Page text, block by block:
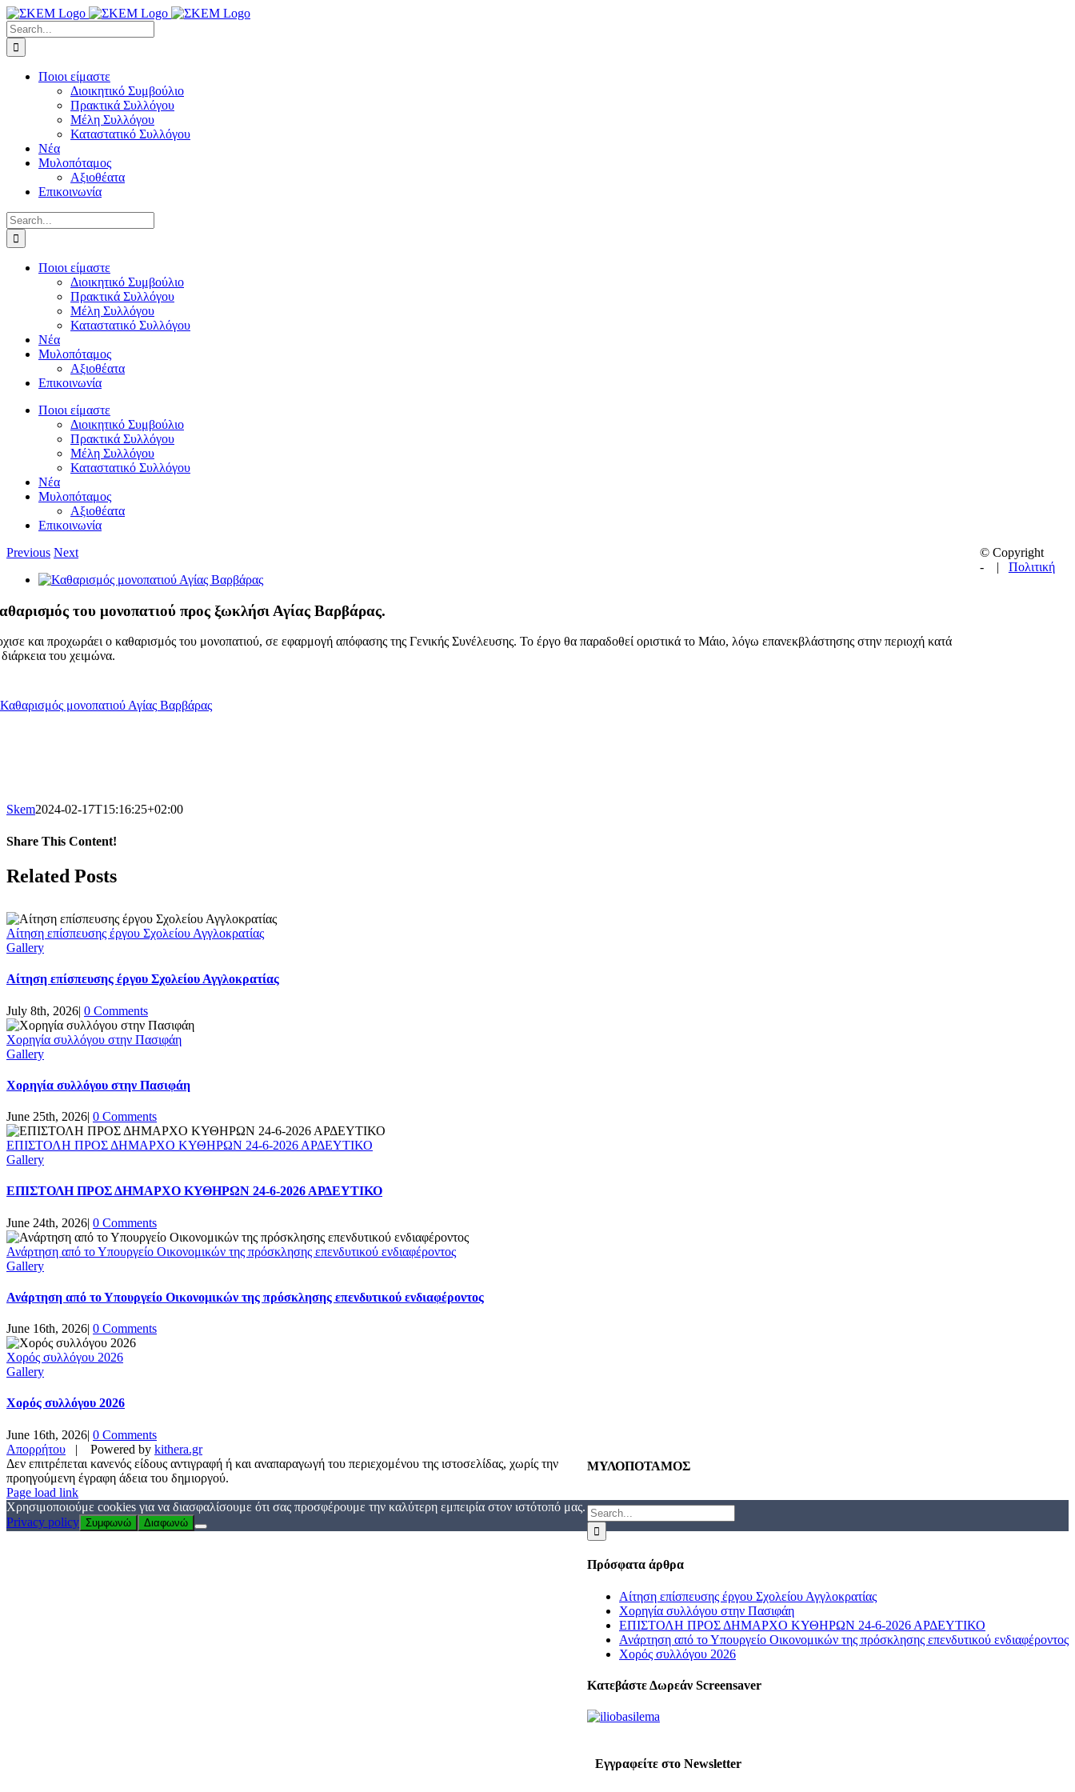
Skip
to
content
Search
for:
Ποιοι είμαστε
Διοικητικό Συμβούλιο
Πρακτικά Συλλόγου
Μέλη Συλλόγου
Καταστατικό Συλλόγου
Νέα
Μυλοπόταμος
Αξιοθέατα
Επικοινωνία
Search
for:
Ποιοι είμαστε
Διοικητικό Συμβούλιο
Πρακτικά Συλλόγου
Μέλη Συλλόγου
Καταστατικό Συλλόγου
Νέα
Μυλοπόταμος
Αξιοθέατα
Επικοινωνία
Ποιοι είμαστε
Διοικητικό Συμβούλιο
Πρακτικά Συλλόγου
Μέλη Συλλόγου
Καταστατικό Συλλόγου
Νέα
Μυλοπόταμος
Αξιοθέατα
Επικοινωνία
Previous Next
View
Imageτου μονοπατιού προς ξωκλήσι Αγίας Βαρβάρας.
και προχωράει ο καθαρισμός του μονοπατιού, σε εφαρμογή απόφασης της Γενικής Συνέλευσης. Το έργο θα παραδοθεί οριστικά το Μάιο, λόγω επανεκβλάστησης στην περιοχή κατά
του χειμώνα.
Skem2024-02-17T15:16:25+02:00
Share This Content!
Facebook
Twitter
LinkedIn
Tumblr
Pinterest
Email
Related Posts
Αίτηση επίσπευσης έργου Σχολείου Αγγλοκρατίας
Gallery
Αίτηση επίσπευσης έργου Σχολείου Αγγλοκρατίας
July 8th, 2026| 0 Comments
Χορηγία συλλόγου στην Πασιφάη
Gallery
Χορηγία συλλόγου στην Πασιφάη
June 25th, 2026| 0 Comments
ΕΠΙΣΤΟΛΗ ΠΡΟΣ ΔΗΜΑΡΧΟ ΚΥΘΗΡΩΝ 24-6-2026 ΑΡΔΕΥΤΙΚΟ
Gallery
ΕΠΙΣΤΟΛΗ ΠΡΟΣ ΔΗΜΑΡΧΟ ΚΥΘΗΡΩΝ 24-6-2026 ΑΡΔΕΥΤΙΚΟ
June 24th, 2026| 0 Comments
Ανάρτηση από το Υπουργείο Οικονομικών της πρόσκλησης επενδυτικού ενδιαφέροντος
Gallery
Ανάρτηση από το Υπουργείο Οικονομικών της πρόσκλησης επενδυτικού ενδιαφέροντος
June 16th, 2026| 0 Comments
Χορός συλλόγου 2026
Gallery
Χορός συλλόγου 2026
June 16th, 2026| 0 Comments
ΜΥΛΟΠΟΤΑΜΟΣ
Search
for:
Πρόσφατα άρθρα
Αίτηση επίσπευσης έργου Σχολείου Αγγλοκρατίας
Χορηγία συλλόγου στην Πασιφάη
ΕΠΙΣΤΟΛΗ ΠΡΟΣ ΔΗΜΑΡΧΟ ΚΥΘΗΡΩΝ 24-6-2026 ΑΡΔΕΥΤΙΚΟ
Ανάρτηση από το Υπουργείο Οικονομικών της πρόσκλησης επενδυτικού ενδιαφέροντος
Χορός συλλόγου 2026
Κατεβάστε Δωρεάν Screensaver
Εγγραφείτε στο Newsletter
© Copyright
-
| Πολιτική
Απορρήτου | Powered by kithera.gr
Δεν επιτρέπεται κανενός είδους αντιγραφή ή και αναπαραγωγή του περιεχομένου της ιστοσελίδας, χωρίς την
προηγούμενη έγραφη άδεια του δημιοργού.
Page load link
Χρησιμοποιούμε cookies για να διασφαλίσουμε ότι σας προσφέρουμε την καλύτερη εμπειρία στον ιστότοπό μας.
Privacy policy Συμφωνώ Διαφωνώ